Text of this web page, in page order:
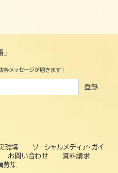
メッセージが届きます！
登録
環境
ソーシャルメディア・ガイ
お問い合わせ
資料請求
募集